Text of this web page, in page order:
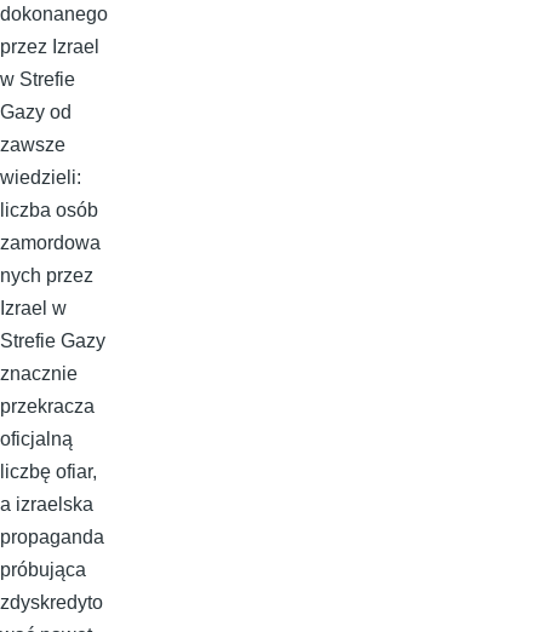
dokonanego
przez Izrael
w Strefie
Gazy od
zawsze
wiedzieli:
liczba osób
zamordowa
nych przez
Izrael w
Strefie Gazy
znacznie
przekracza
oficjalną
liczbę ofiar,
a izraelska
propaganda
próbująca
zdyskredyto